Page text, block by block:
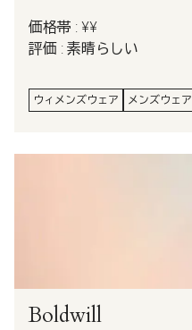
価格帯 : ¥¥
評価 : 素晴らしい
ウィメンズウェア メンズウェア
Boldwill